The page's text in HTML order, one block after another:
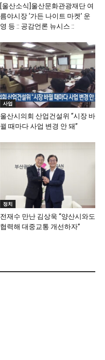
[울산소식]울산문화관광재단 여
름야시장 ‘가든 나이트 마켓’ 운
영 등 :: 공감언론 뉴시스 ::
사업
울산시의회 산업건설위 “시장 바
뀔 때마다 사업 변경 안 돼”
정치
전재수 만난 김상욱 “양산시와도
협력해 대중교통 개선하자”